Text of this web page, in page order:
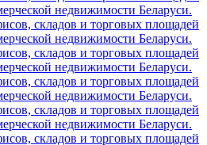
недвижимости Беларуси.
складов и торговых площадей
недвижимости Беларуси.
складов и торговых площадей
недвижимости Беларуси.
складов и торговых площадей
недвижимости Беларуси.
складов и торговых площадей
недвижимости Беларуси.
складов и торговых площадей